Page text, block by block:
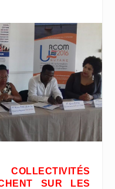
SUR LES